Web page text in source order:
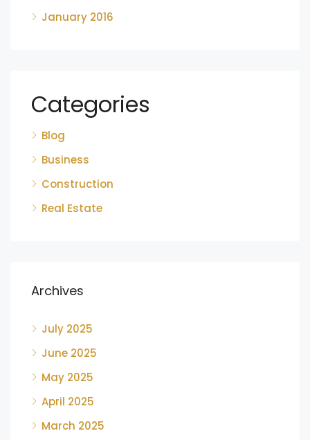
January 2016
Categories
Blog
Business
Construction
Real Estate
Archives
July 2025
June 2025
May 2025
April 2025
March 2025